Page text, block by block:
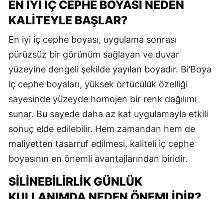
EN İYI İÇ CEPHE BOYASI NEDEN
KALITEYLE BAŞLAR?
En iyi iç cephe boyası, uygulama sonrası
pürüzsüz bir görünüm sağlayan ve duvar
yüzeyine dengeli şekilde yayılan boyadır. Bi’Boya
iç cephe boyaları, yüksek örtücülük özelliği
sayesinde yüzeyde homojen bir renk dağılımı
sunar. Bu sayede daha az kat uygulamayla etkili
sonuç elde edilebilir. Hem zamandan hem de
maliyetten tasarruf edilmesi, kaliteli iç cephe
boyasının en önemli avantajlarından biridir.
SILINEBILIRLIK GÜNLÜK